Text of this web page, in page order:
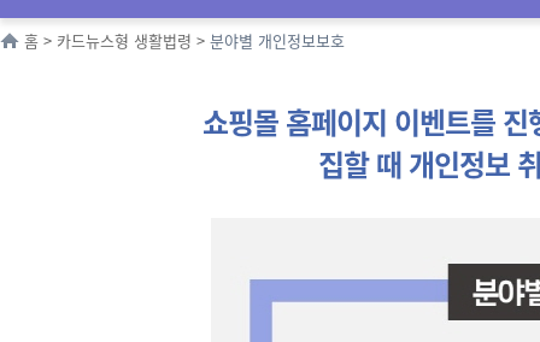
홈 > 카드뉴스형 생활법령 > 분야별 개인정보보호
쇼핑몰 홈페이지 이벤트를
집할 때 개인정보